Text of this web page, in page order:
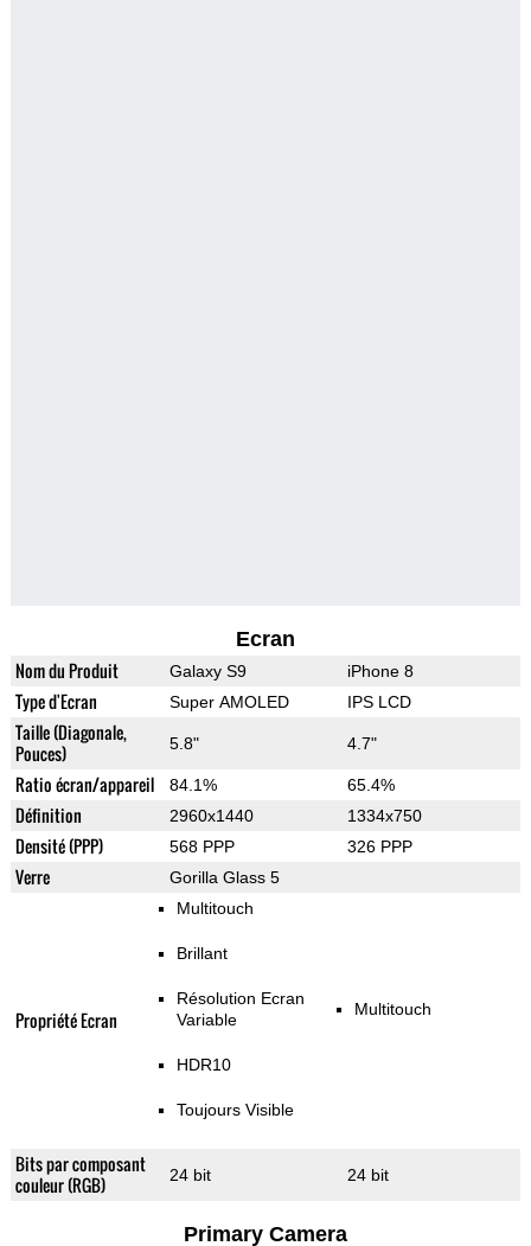
Ecran
Nom du Produit Galaxy S9 iPhone 8
Type d'Ecran Super AMOLED IPS LCD
Taille (Diagonale,
Pouces)
5.8" 4.7"
Ratio écran/appareil 84.1% 65.4%
Définition 2960x1440 1334x750
Densité (PPP) 568 PPP 326 PPP
Verre Gorilla Glass 5
Propriété Ecran
Multitouch
Brillant
Résolution Ecran
Variable
HDR10
Toujours Visible
Multitouch
Bits par composant
couleur (RGB)
24 bit 24 bit
Primary Camera